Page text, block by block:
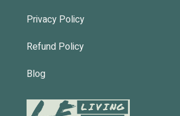
Privacy Policy
Refund Policy
Blog